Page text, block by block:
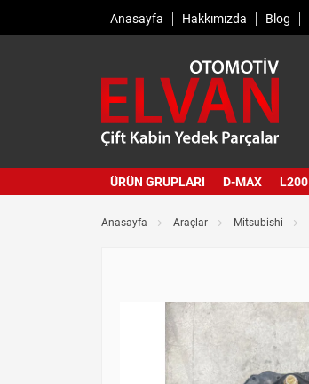
Anasayfa Hakkımızda Blog
ÜRÜN GRUPLARI D-MAX L200
Anasayfa Araçlar Mitsubishi